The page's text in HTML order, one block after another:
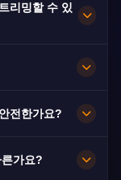
스탄틴의 알
리밍할 수 있
대부분의 사
. 모든 서버
해 앱에서 원
전한가요?
. 인터넷 모니
가요?